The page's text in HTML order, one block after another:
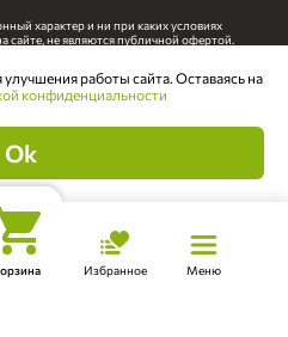
Выбрать дату
характер и ни при каких условиях
не являются публичной офертой.
правообладателя.
оферта
сайта.
магазин Ферма М2.
Избранное Меню
улучшения работы сайта. Оставаясь на
конфиденциальности
Ok